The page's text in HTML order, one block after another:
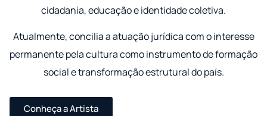
cidadania, educação e identidade coletiva.
Atualmente, concilia a atuação jurídica com o interesse
permanente pela cultura como instrumento de formação
social e transformação estrutural do país.
Conheça a Artista